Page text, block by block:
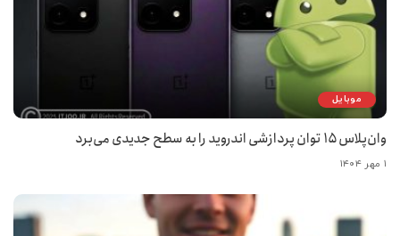
موبایل
وان‌پلاس ۱۵ توان پردازشی اندروید را به سطح جدیدی می‌برد
۱ مهر ۱۴۰۴